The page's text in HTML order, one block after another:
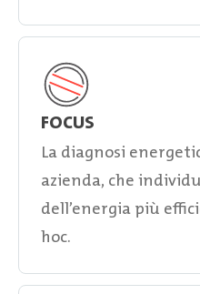
FOCUS
La diagnosi
azienda, che
dell’energia più
hoc.